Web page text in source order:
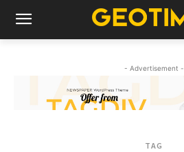
- Advertisement -
TAG